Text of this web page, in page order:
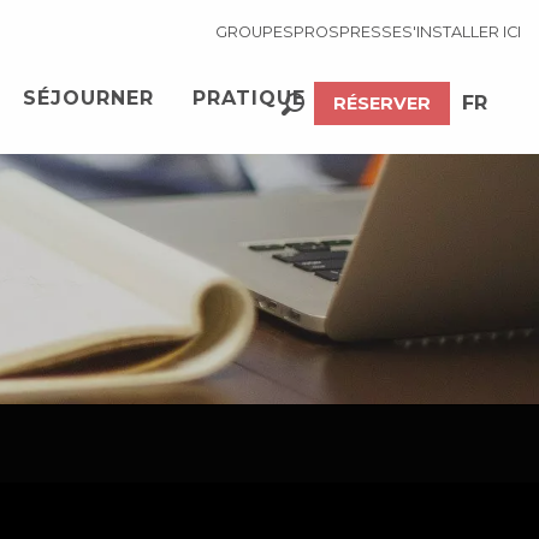
RÉSERVER
Recherche
FR
GROUPESPROSPRESSES'INSTALLER ICI
SÉJOURNER PRATIQUE